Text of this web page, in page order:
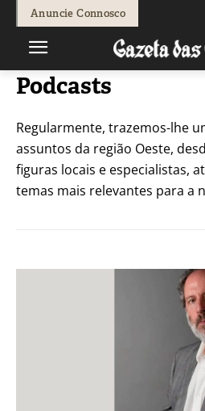
Anuncie Connosco
Podcasts
Regularmente, trazemos-lhe
assuntos da região Oeste,
figuras locais e especialistas,
temas mais relevantes para a